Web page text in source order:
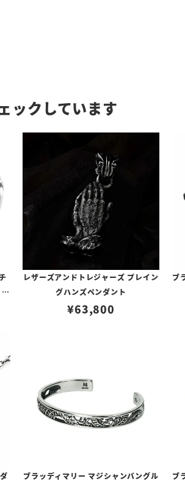
ックしています
レザーズアンドトレジャーズ プレイン
グハンズペンダント
¥63,800
ブ
ブラッディマリー マジシャンバングル ブ